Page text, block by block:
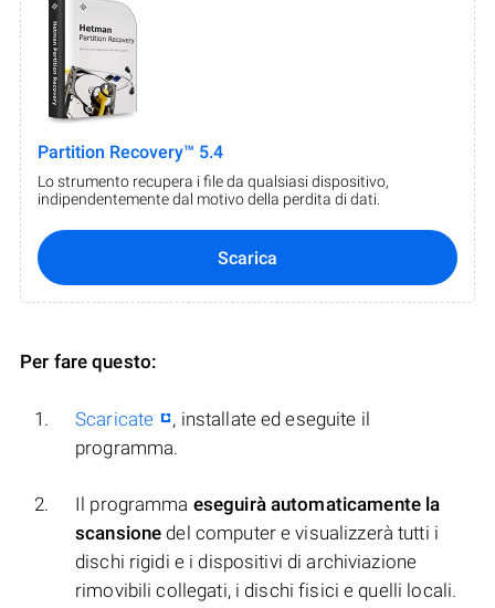
Partition Recovery™ 5.4
Lo strumento recupera i file da qualsiasi dispositivo,
indipendentemente dal motivo della perdita di dati.
Scarica
Per fare questo:
Scaricate
, installate ed eseguite il
programma.
Il programma eseguirà automaticamente la
scansione del computer e visualizzerà tutti i
dischi rigidi e i dispositivi di archiviazione
rimovibili collegati, i dischi fisici e quelli locali.